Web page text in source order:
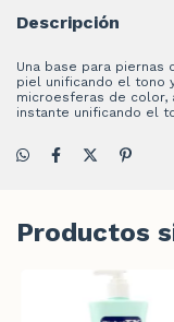
Descripción
Una base para piernas
piel unificando el tono
microesferas de color,
instante unificando el
Productos